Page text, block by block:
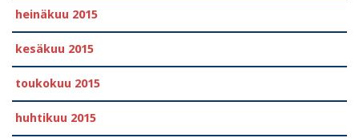
heinäkuu 2015
kesäkuu 2015
toukokuu 2015
huhtikuu 2015